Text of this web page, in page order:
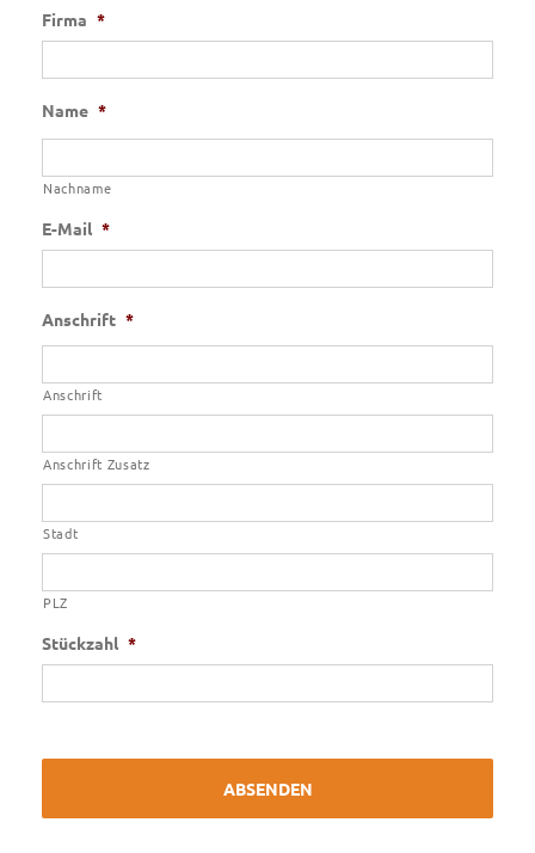
Firma *
Name *
Nachname
E-Mail *
Anschrift *
Anschrift
Anschrift Zusatz
Stadt
PLZ
Stückzahl *